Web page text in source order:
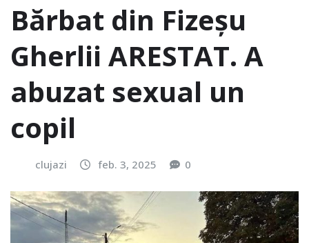
Bărbat din Fizeșu
Gherlii ARESTAT. A
abuzat sexual un
copil
clujazi feb. 3, 2025 0